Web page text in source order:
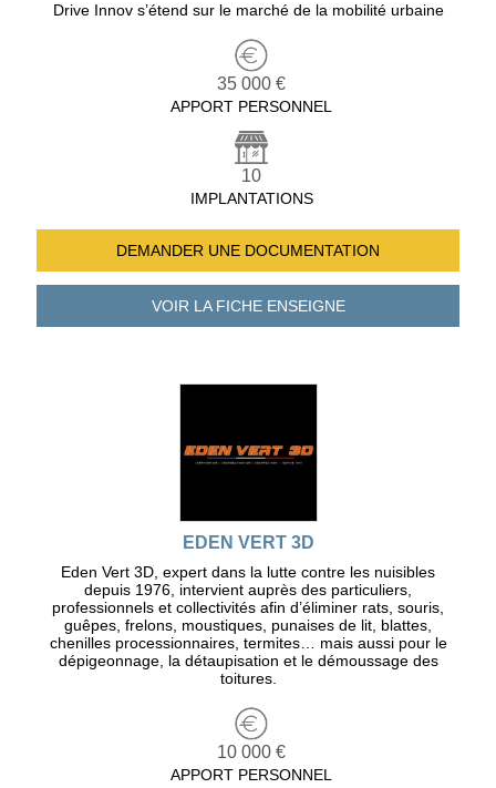
Drive Innov s’étend sur le marché de la mobilité urbaine
35 000 €
APPORT PERSONNEL
10
IMPLANTATIONS
DEMANDER UNE DOCUMENTATION
VOIR LA FICHEENSEIGNE
EDEN VERT 3D
Eden Vert 3D, expert dans la lutte contre les nuisibles
depuis 1976, intervient auprès des particuliers,
professionnels et collectivités afin d’éliminer rats, souris,
guêpes, frelons, moustiques, punaises de lit, blattes,
chenilles processionnaires, termites… mais aussi pour le
dépigeonnage, la détaupisation et le démoussage des
toitures.
10 000 €
APPORT PERSONNEL